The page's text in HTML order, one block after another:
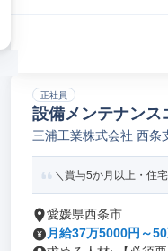
正社員
設備メンテナンス
三浦工業株式会社 西条
＼賞与5か月以上・住
愛媛県西条市
月給37万5000円～